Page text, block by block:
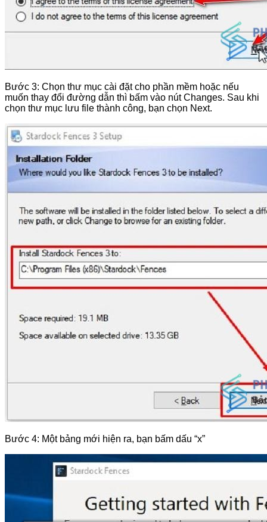
Bước 3: Chọn thư mục cài đặt cho phần mềm hoặc nếu
muốn thay đổi đường dẫn thì bấm vào nút Changes. Sau khi
chọn thư mục lưu file thành công, bạn chọn Next.
Bước 4: Một bảng mới hiện ra, bạn bấm dấu “x”